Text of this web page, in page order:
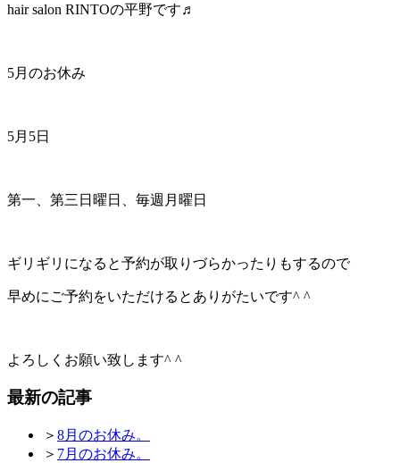
hair salon RINTOの平野です♬
5月のお休み
5月5日
第一、第三日曜日、毎週月曜日
ギリギリになると予約が取りづらかったりもするので
早めにご予約をいただけるとありがたいです^ ^
よろしくお願い致します^ ^
最新の記事
＞ 8月のお休み。
＞ 7月のお休み。